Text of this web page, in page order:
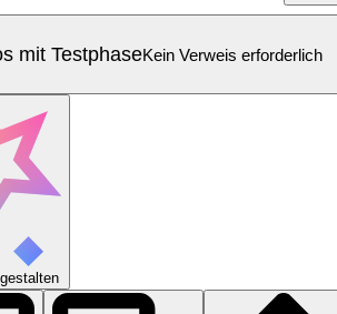
mit TestphaseKein Verweis erforderlich